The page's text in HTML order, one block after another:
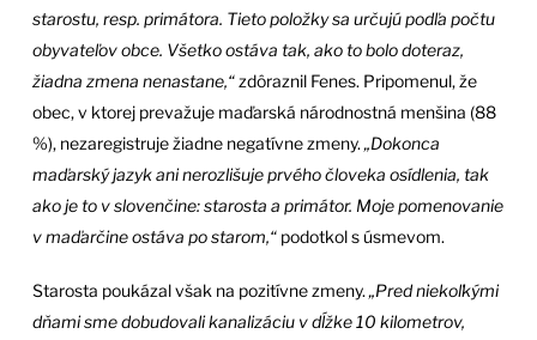
starostu, resp. primátora. Tieto položky sa určujú podľa počtu
obyvateľov obce. Všetko ostáva tak, ako to bolo doteraz,
žiadna zmena nenastane,“zdôraznil Fenes. Pripomenul, že
obec, v ktorej prevažuje maďarská národnostná menšina (88
%), nezaregistruje žiadne negatívne zmeny.„Dokonca
maďarský jazyk ani nerozlišuje prvého človeka osídlenia, tak
ako je to v slovenčine: starosta a primátor. Moje pomenovanie
v maďarčine ostáva po starom,“podotkol s úsmevom.
Starosta poukázal však na pozitívne zmeny. „Pred niekoľkými
dňami sme dobudovali kanalizáciu v dĺžke 10 kilometrov,